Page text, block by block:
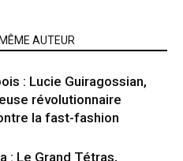
AUTEUR
: Lucie Guiragossian,
révolutionnaire
la fast-fashion
: Le Grand Tétras,